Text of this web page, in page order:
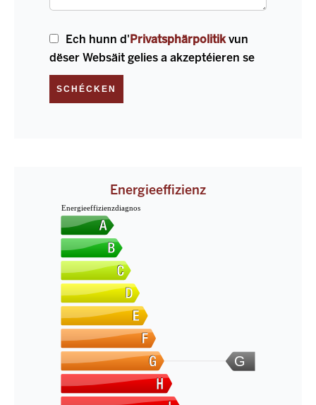
Ech hunn d' Privatsphärpolitikvun
dëser Websäit gelies a akzeptéieren se
SCHÉCKEN
Energieeffizienz
G
Energieeffizienzdiagnos